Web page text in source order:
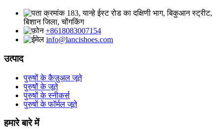
क्रमांक 183, यान्हे ईस्ट रोड का दक्षिणी भाग, बिकुआन स्ट्रीट,
बिशान जिला, चोंगकिंग
+8618083007154
info@lancishoes.com
उत्पाद
पुरुषों के कैज़ुअल जूते
पुरुषों के जूते
पुरुषों के स्नीकर्स
पुरुषों के फॉर्मल जूते
हमारे बारे में